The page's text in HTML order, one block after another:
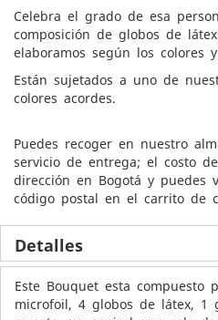
Celebra el grado de esa
composición de globos de
elaboramos según los colores
Están sujetados a uno de
colores acordes.
Puedes recoger en nuestro
servicio de entrega; el costo
dirección en Bogotá y puedes
código postal en el carrito de
Detalles
Este Bouquet esta compuesto
microfoil, 4 globos de látex, 1